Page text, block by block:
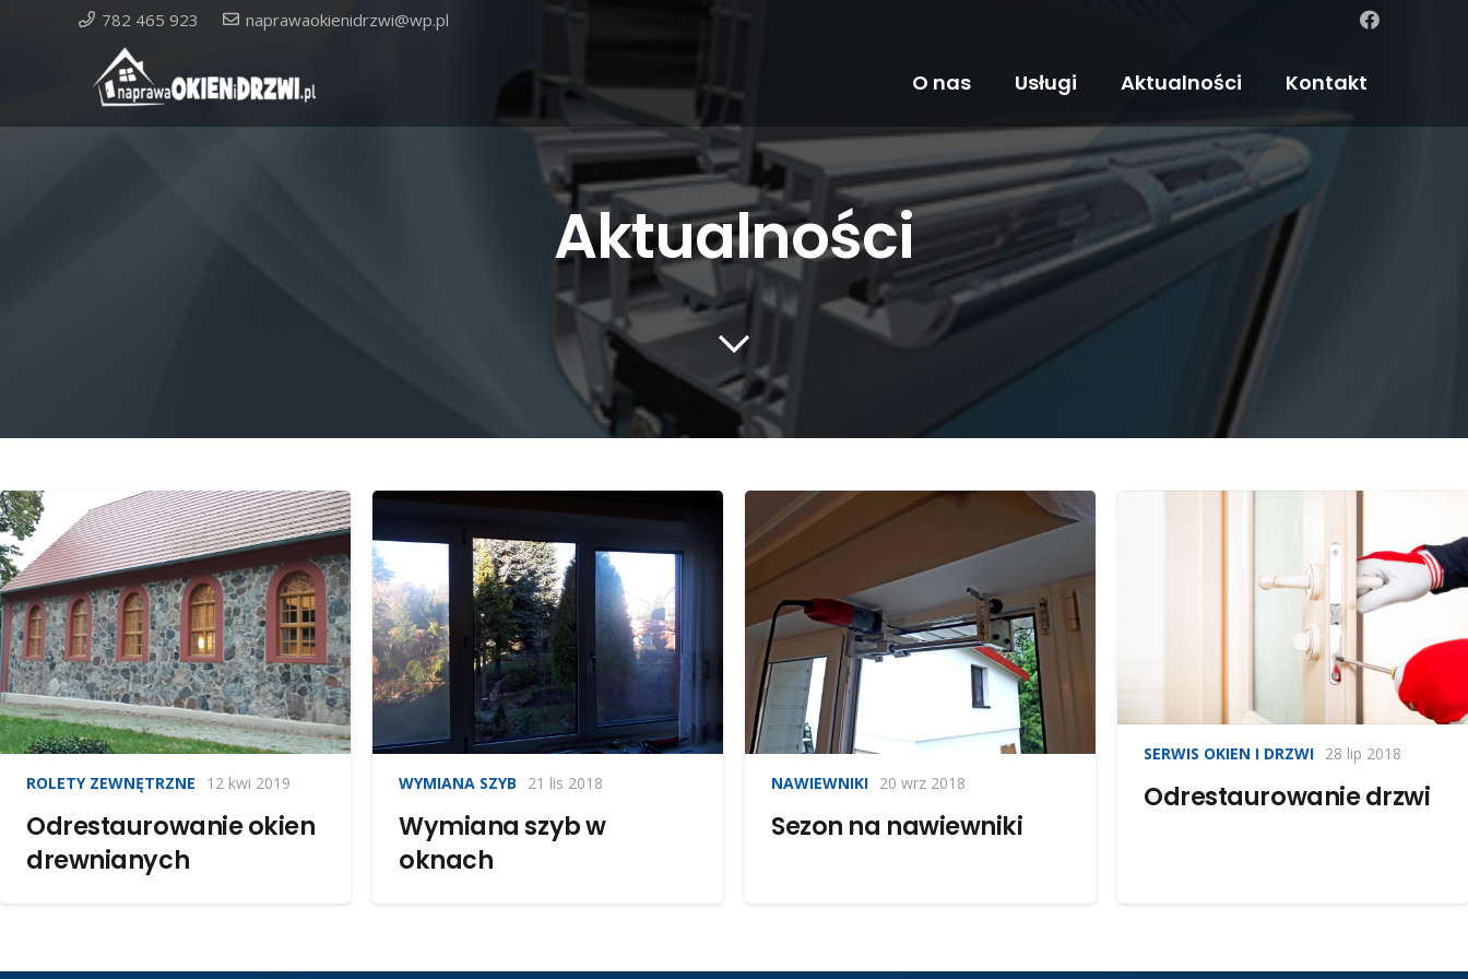
782 465 923 naprawaokienidrzwi@wp.pl
O nas Usługi Aktualności Kontakt
Aktualności
ROLETY ZEWNĘTRZNE 12 kwi 2019
Odrestaurowanie okien
drewnianych
WYMIANA SZYB 21 lis 2018
Wymiana szyb w
oknach
NAWIEWNIKI 20 wrz 2018
Sezon na nawiewniki
SERWIS OKIEN I DRZWI 28 lip 2018
Odrestaurowanie drzwi